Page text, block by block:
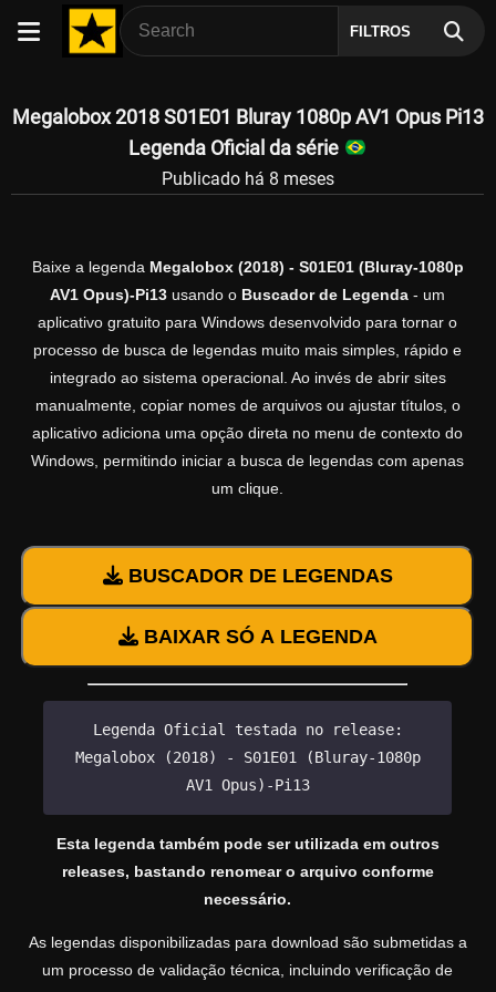
FILTROS
Megalobox 2018 S01E01 Bluray 1080p AV1 Opus Pi13
Legenda Oficial da série
Publicado há 8 meses
Baixe a legenda Megalobox (2018) - S01E01 (Bluray-1080p
AV1 Opus)-Pi13 usando o Buscador de Legenda - um
aplicativo gratuito para Windows desenvolvido para tornar o
processo de busca de legendas muito mais simples, rápido e
integrado ao sistema operacional. Ao invés de abrir sites
manualmente, copiar nomes de arquivos ou ajustar títulos, o
aplicativo adiciona uma opção direta no menu de contexto do
Windows, permitindo iniciar a busca de legendas com apenas
um clique.
BUSCADOR DE LEGENDAS
BAIXAR SÓ A LEGENDA
Legenda Oficial testada no release:
Megalobox (2018) - S01E01 (Bluray-1080p
AV1 Opus)-Pi13
Esta legenda também pode ser utilizada em outros
releases, bastando renomear o arquivo conforme
necessário.
As legendas disponibilizadas para download são submetidas a
um processo de validação técnica, incluindo verificação de